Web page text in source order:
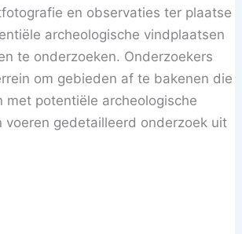
en observaties ter plaatse
archeologische vindplaatsen
te onderzoeken. Onderzoekers
om gebieden af te bakenen die
met potentiële archeologische
voeren gedetailleerd onderzoek uit